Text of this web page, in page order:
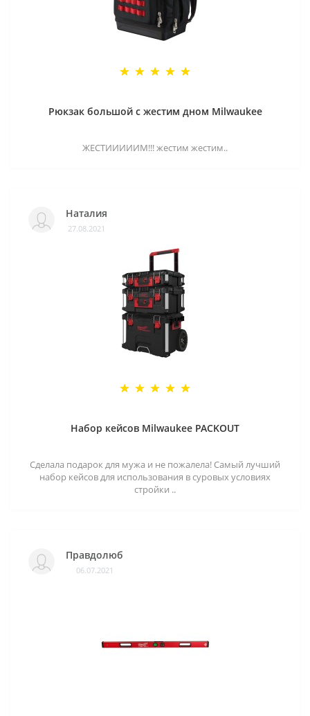
Рюкзак большой с жестим дном Milwaukee
ЖЕСТИИИИИМ!!! жестим жестим..
Наталия
27.08.2021
Набор кейсов Milwaukee PACKOUT
Сделала подарок для мужа и не пожалела! Самый лучший
набор кейсов для использования в суровых условиях
стройки ..
Правдолюб
06.07.2021